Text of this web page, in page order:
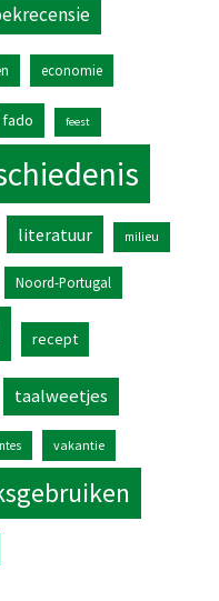
economie
fado feest
literatuur milieu
Noord-Portugal
recept
taalweetjes
vakantie